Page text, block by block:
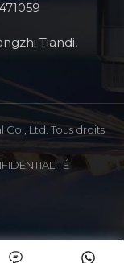
Tiandi,
Ltd. Tous droits